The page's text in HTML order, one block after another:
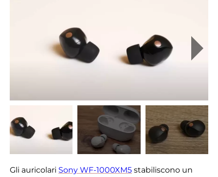
Gli auricolari Sony WF-1000XM5 stabiliscono un